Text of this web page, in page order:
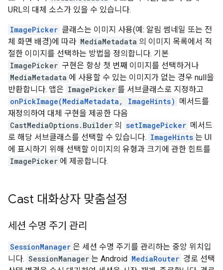
URL의 대체 소스가 있을 수 있습니다.
ImagePicker 클래스는 이미지 사용(예: 알림 썸네일 또는 전
체 화면 배경)에 따라 MediaMetadata 의 이미지 목록에서 적
절한 이미지를 선택하는 방법을 정의합니다. 기본
ImagePicker 구현은 항상 첫 번째 이미지를 선택하거나
MediaMetadata 에 사용할 수 있는 이미지가 없는 경우 null을
반환합니다. 앱은 ImagePicker 를 서브클래스로 지정하고
onPickImage(MediaMetadata, ImageHints) 메서드를
재정의하여 대체 구현을 제공한 다음
CastMediaOptions.Builder 의 setImagePicker 메서드
로 해당 서브클래스를 선택할 수 있습니다. ImageHints 는 UI
에 표시하기 위해 선택할 이미지의 유형과 크기에 관한 힌트를
ImagePicker 에 제공합니다.
Cast 대화상자 맞춤설정
세션 수명 주기 관리
SessionManager 은 세션 수명 주기를 관리하는 중앙 위치입
니다. SessionManager 는 Android MediaRouter 경로 선택